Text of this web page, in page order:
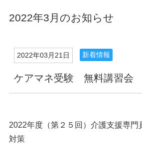
2022年3月のお知らせ
2022年03月21日 新着情報
ケアマネ受験 無料講習会
2022年度（第２５回）介護支援専門
対策